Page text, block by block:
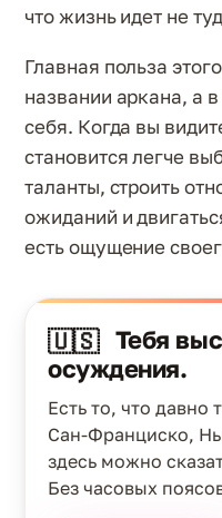
что жизнь идет не
Главная польза
названии аркана, а
себя. Когда вы
становится легче
таланты, строить
ожиданий и
есть ощущение
🇺🇸 Тебя
осуждения.
Есть то, что давно
Сан-Франциско,
здесь можно
Без часовых